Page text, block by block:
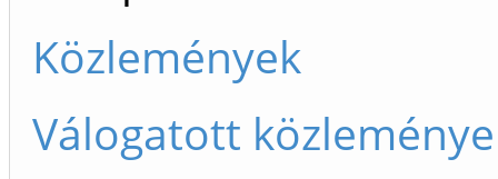
Közlemények
Válogatott